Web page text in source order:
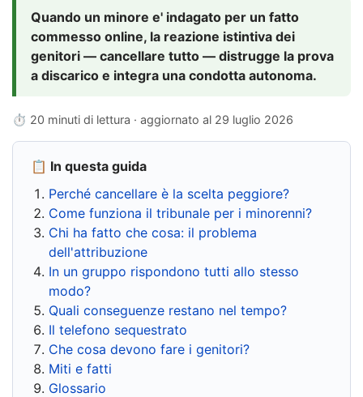
Quando un minore e' indagato per un fatto
commesso online, la reazione istintiva dei
genitori — cancellare tutto — distrugge la prova
a discarico e integra una condotta autonoma.
⏱ 20 minuti di lettura · aggiornato al 29 luglio 2026
📋 In questa guida
Perché cancellare è la scelta peggiore?
Come funziona il tribunale per i minorenni?
Chi ha fatto che cosa: il problema
dell'attribuzione
In un gruppo rispondono tutti allo stesso
modo?
Quali conseguenze restano nel tempo?
Il telefono sequestrato
Che cosa devono fare i genitori?
Miti e fatti
Glossario